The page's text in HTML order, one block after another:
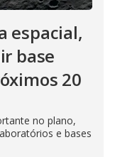
espacial,
base
20
no plano,
e bases